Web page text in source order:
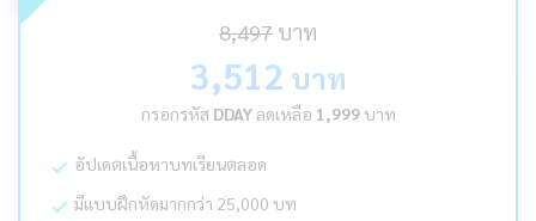
8,497 บาท
3,512 บาท
กรอกรหัส DDAYลดเหลือ 1,999บาท
อัปเดตเนื้อหาบทเรียนตลอด
มีแบบฝึกหัดมากกว่า 25,000 บท